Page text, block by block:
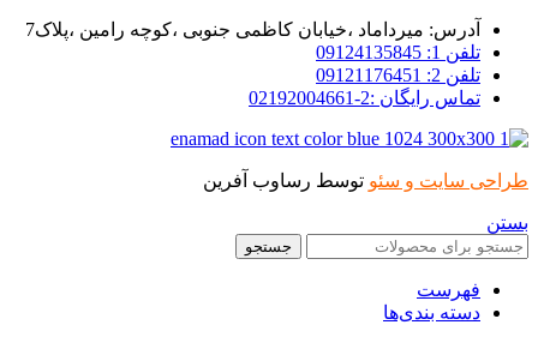
آدرس: میرداماد ،خیابان کاظمی جنوبی ،کوچه رامین ،پلاک7
تلفن 1: 09124135845
تلفن 2: 09121176451
تماس رایگان :2-02192004661
طراحی سایت و سئو توسط رساوب آفرین
بستن
جستجو
فهرست
دسته بندی‌ها